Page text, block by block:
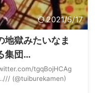
2021/5/17
地獄みたいなま
集団…
tgqBojHCAg
(@tuiburekamen)